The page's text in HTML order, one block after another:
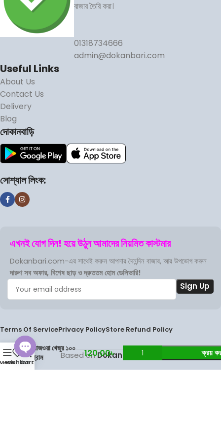
বাজার তৈরি করা।
01318734666
admin@dokanbari.com
Useful Links
About Us
Contact Us
Delivery
Blog
দোকানবাড়ি
সোশ্যাল লিংক:
এখনই যোগ দিন! হয়ে উঠুন আমাদের নিয়মিত কাস্টমার
Dokanbari.com-এর সাথেই করুন আপনার দৈনন্দিন বাজার, আর উপভোগ করুন
দারুণ সব অফার, বিশেষ ছাড় ও দ্রুততম হোম ডেলিভারি!
Terms Of ServicePrivacy PolicyStore Refund Policy
Based onDokanBari 2025
আজওয়া খেজুর ১০০
গ্রাম
120.00৳ ক্রয়
Wishlist
0
Cart
Open